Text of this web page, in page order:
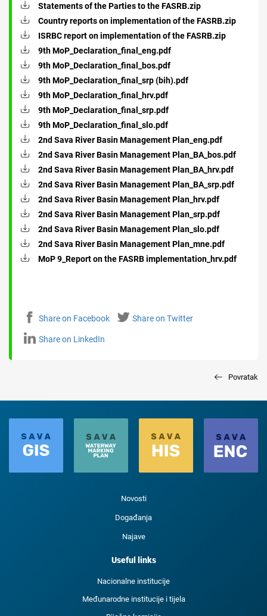
Statements of the Parties to the FASRB.zip
Country reports on implementation of the FASRB.zip
ISRBC report on implementation of the FASRB.zip
9th MoP_Declaration_final_eng.pdf
9th MoP_Declaration_final_bos.pdf
9th MoP_Declaration_final_srp (bih).pdf
9th MoP_Declaration_final_hrv.pdf
9th MoP_Declaration_final_srp.pdf
9th MoP_Declaration_final_slo.pdf
2nd Sava River Basin Management Plan_eng.pdf
2nd Sava River Basin Management Plan_BA_bos.pdf
2nd Sava River Basin Management Plan_BA_hrv.pdf
2nd Sava River Basin Management Plan_BA_srp.pdf
2nd Sava River Basin Management Plan_hrv.pdf
2nd Sava River Basin Management Plan_srp.pdf
2nd Sava River Basin Management Plan_slo.pdf
2nd Sava River Basin Management Plan_mne.pdf
MoP 9_Report on the FASRB implementation_hrv.pdf
Share on Facebook Share on Twitter
Share on LinkedIn
Povratak
Novosti
Događanja
Najave
Useful links
Nacionalne institucije
Međunarodne institucije i tijela